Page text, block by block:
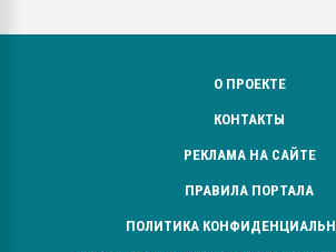
О ПРОЕКТЕ
КОНТАКТЫ
РЕКЛАМА НА САЙТЕ
ПРАВИЛА ПОРТАЛА
ПОЛИТИКА